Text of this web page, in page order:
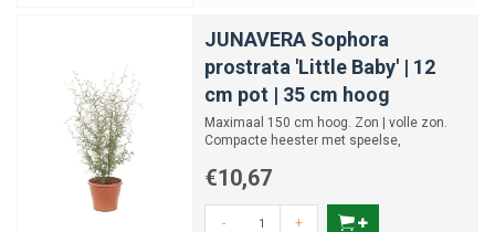
JUNAVERA Sophora
prostrata 'Little Baby' | 12
cm pot | 35 cm hoog
Maximaal 150 cm hoog. Zon | volle zon.
Compacte heester met speelse,
€10,67
- +